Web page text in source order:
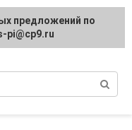
и
предложений по
pi@cp9.ru